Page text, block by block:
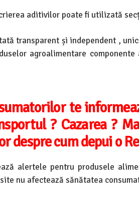
aditivilor poate fi utilizată
transparent și independent ,
agroalimentare
te
? Cazarea ?
despre cum depui o
alertele pentru produsele
nu afectează sănătatea